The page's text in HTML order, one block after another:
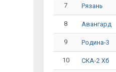
7 Рязань
8 Авангард
9 Родина-3
10 СКА-2 Хб